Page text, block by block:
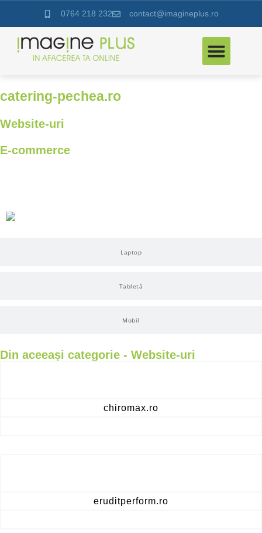
0764 218 232 contact@imagineplus.ro
catering-pechea.ro
Website-uri
E-commerce
Laptop
Tabletă
Mobil
Din aceeași categorie - Website-uri
chiromax.ro
eruditperform.ro